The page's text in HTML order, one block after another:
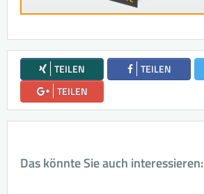
TEILEN TEILEN
TEILEN
Das könnte Sie auch interessieren: